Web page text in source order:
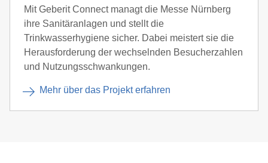
Mit Geberit Connect managt die Messe Nürnberg
ihre Sanitäranlagen und stellt die
Trinkwasserhygiene sicher. Dabei meistert sie die
Herausforderung der wechselnden Besucherzahlen
und Nutzungsschwankungen.
Mehr über das Projekt erfahren